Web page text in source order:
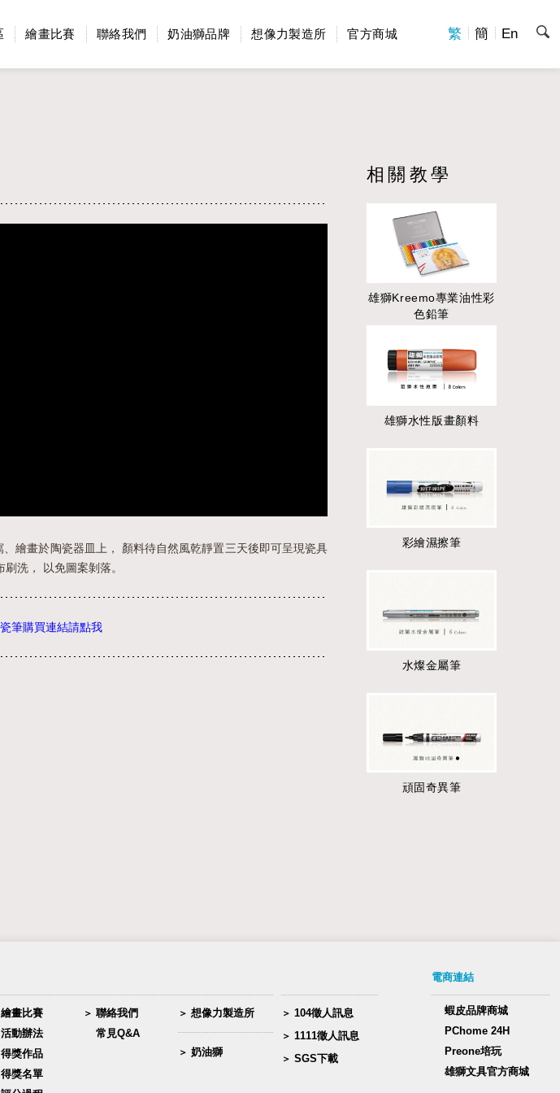
繪畫比賽 聯絡我們 奶油獅品牌 想像力製造所 官方商城 繁 簡 En
繪畫於陶瓷器皿上， 顏料待自然風乾靜置三天後即可呈現瓷具
洗， 以免圖案剝落。
筆購買連結請點我
相關教學
雄獅Kreemo專業油性彩
色鉛筆
雄獅水性版畫顏料
彩繪濕擦筆
水燦金屬筆
頑固奇異筆
繪畫比賽
活動辦法
得獎作品
得獎名單
聯絡我們
常見Q&A
想像力製造所
奶油獅
104徵人訊息
1111徵人訊息
SGS下載
電商連結
蝦皮品牌商城
PChome 24H
Preone培玩
雄獅文具官方商城